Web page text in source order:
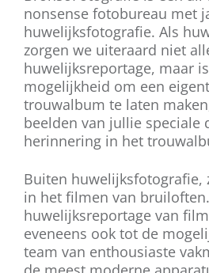
nonsense fotobureau met
huwelijksfotografie. Als
zorgen we uiteraard niet
huwelijksreportage, maar
mogelijkheid om een
trouwalbum te laten
beelden van jullie speciale
herinnering in het
Buiten huwelijksfotografie,
in het filmen van
huwelijksreportage van
eveneens ook tot de
team van enthousiaste